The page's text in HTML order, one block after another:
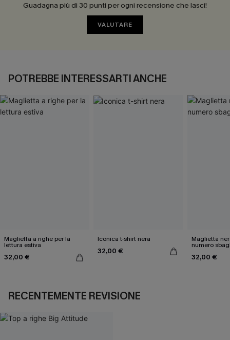
Guadagna più di 30 punti per ogni recensione che lasci!
VALUTARE
POTREBBE INTERESSARTI ANCHE
Maglietta a righe per la
lettura estiva
32,00 €
Iconica t-shirt nera
32,00 €
Maglietta
numero
32,00 €
RECENTEMENTE REVISIONE